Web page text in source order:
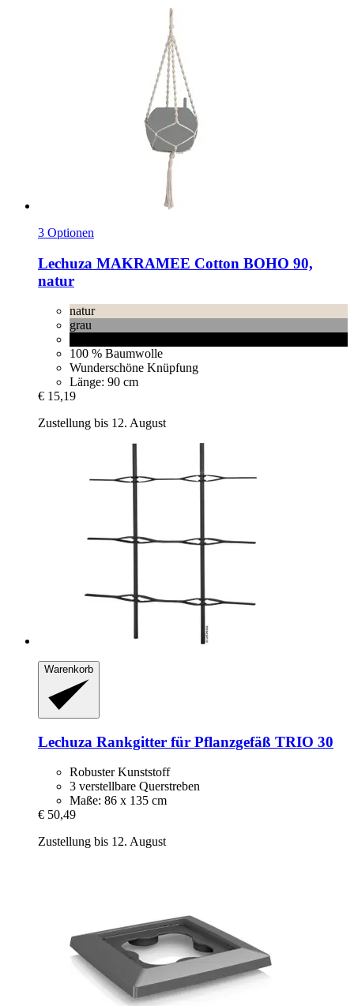
3 Optionen
Lechuza MAKRAMEE Cotton BOHO 90,
natur
natur
grau
100 % Baumwolle
Wunderschöne Knüpfung
Länge: 90 cm
€ 15,19
Zustellung bis 12. August
Warenkorb
Lechuza Rankgitter für Pflanzgefäß TRIO 30
Robuster Kunststoff
3 verstellbare Querstreben
Maße: 86 x 135 cm
€ 50,49
Zustellung bis 12. August